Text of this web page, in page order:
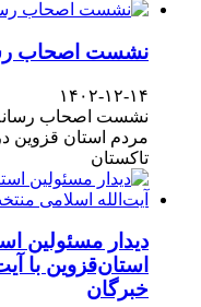
نشست اصحاب
۱۴۰۲-۱۲-۱۴
نشست اصحاب رسانه
مردم استان قزوین
تاکستان
دیدار مسئولین
استان‌قزوین با
خبرگان